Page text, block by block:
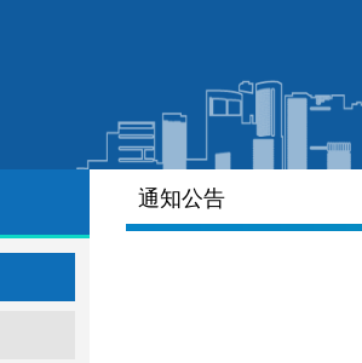
通知公告